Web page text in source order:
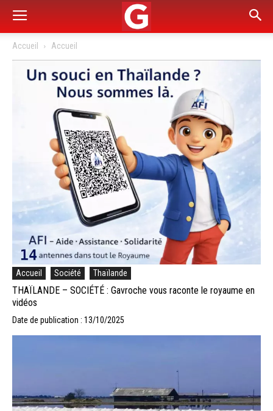
Accueil Accueil
Accueil Société Thaïlande
THAÏLANDE – SOCIÉTÉ : Gavroche vous raconte le royaume en
vidéos
Date de publication : 13/10/2025